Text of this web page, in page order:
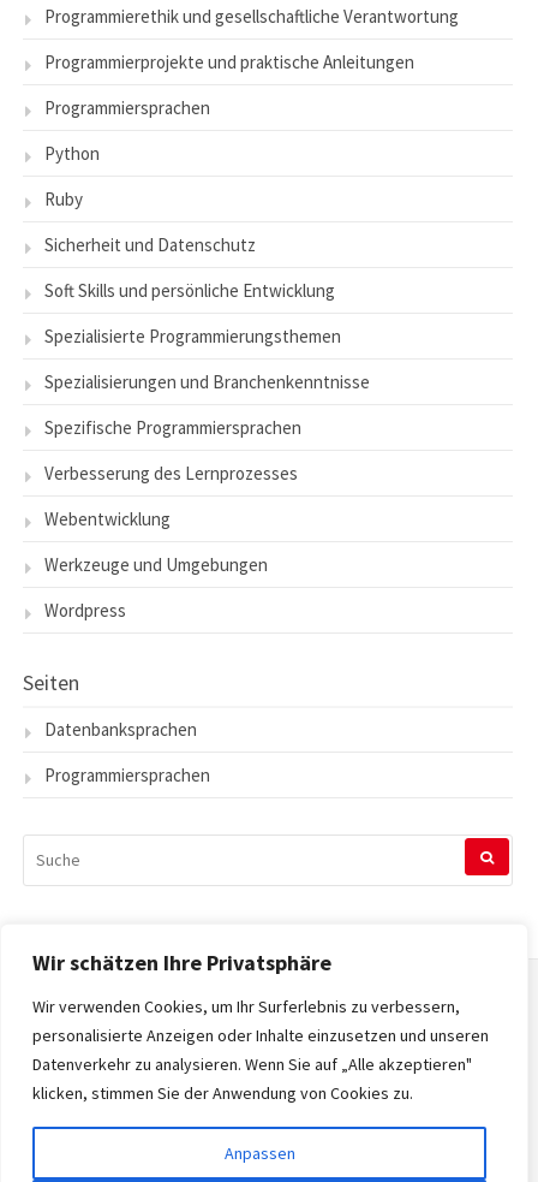
Wir schätzen Ihre Privatsphäre
Wir verwenden Cookies, um Ihr Surferlebnis zu verbessern,
personalisierte Anzeigen oder Inhalte einzusetzen und unseren
Datenverkehr zu analysieren. Wenn Sie auf „Alle akzeptieren"
klicken, stimmen Sie der Anwendung von Cookies zu.
Anpassen
Programmierethik und gesellschaftliche Verantwortung
Programmierprojekte und praktische Anleitungen
Programmiersprachen
Python
Ruby
Sicherheit und Datenschutz
Soft Skills und persönliche Entwicklung
Spezialisierte Programmierungsthemen
Spezialisierungen und Branchenkenntnisse
Spezifische Programmiersprachen
Verbesserung des Lernprozesses
Webentwicklung
Werkzeuge und Umgebungen
Wordpress
Seiten
Datenbanksprachen
Programmiersprachen
NACH:
Startseite
Datenschutzerklärung